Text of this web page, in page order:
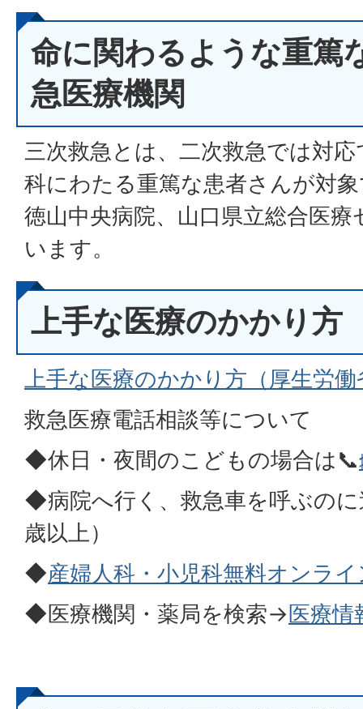
命に関わるような重篤
急医療機関
三次救急とは、二次救急では対
科にわたる重篤な患者さんが対
徳山中央病院、山口県立総合医
います。
上手な医療のかかり方
上手な医療のかかり方（厚生労
救急医療電話相談等について
◆休日・夜間のこどもの場合は📞
◆病院へ行く、救急車を呼ぶの
歳以上）
◆産婦人科・小児科無料オンラ
◆医療機関・薬局を検索→医療情